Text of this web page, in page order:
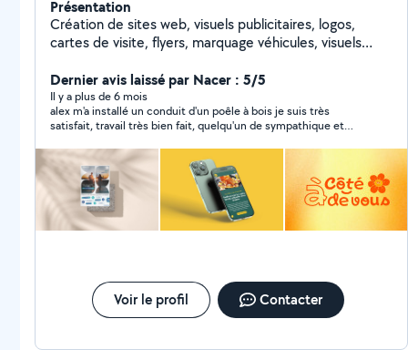
Présentation
Création de sites web, visuels publicitaires, logos,
cartes de visite, flyers, marquage véhicules, visuels
Dernier avis laissé par Nacer : 5/5
Il y a plus de 6 mois
alex m'a installé un conduit d'un poêle à bois je suis très
satisfait, travail très bien fait, quelqu'un de sympathique et
Voir le profil Contacter